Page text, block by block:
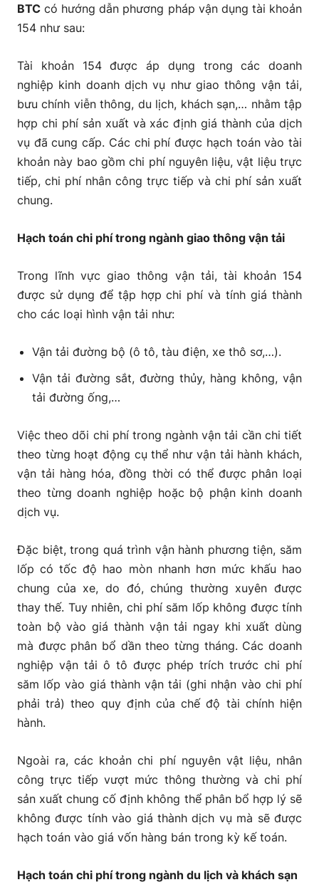
BTC có hướng dẫn phương pháp vận dụng tài khoản
154 như sau:
Tài khoản 154 được áp dụng trong các doanh
nghiệp kinh doanh dịch vụ như giao thông vận tải,
bưu chính viễn thông, du lịch, khách sạn,… nhằm tập
hợp chi phí sản xuất và xác định giá thành của dịch
vụ đã cung cấp. Các chi phí được hạch toán vào tài
khoản này bao gồm chi phí nguyên liệu, vật liệu trực
tiếp, chi phí nhân công trực tiếp và chi phí sản xuất
chung.
Hạch toán chi phí trong ngành giao thông vận tải
Trong lĩnh vực giao thông vận tải, tài khoản 154
được sử dụng để tập hợp chi phí và tính giá thành
cho các loại hình vận tải như:
Vận tải đường bộ (ô tô, tàu điện, xe thô sơ,…).
Vận tải đường sắt, đường thủy, hàng không, vận
tải đường ống,…
Việc theo dõi chi phí trong ngành vận tải cần chi tiết
theo từng hoạt động cụ thể như vận tải hành khách,
vận tải hàng hóa, đồng thời có thể được phân loại
theo từng doanh nghiệp hoặc bộ phận kinh doanh
dịch vụ.
Đặc biệt, trong quá trình vận hành phương tiện, săm
lốp có tốc độ hao mòn nhanh hơn mức khấu hao
chung của xe, do đó, chúng thường xuyên được
thay thế. Tuy nhiên, chi phí săm lốp không được tính
toàn bộ vào giá thành vận tải ngay khi xuất dùng
mà được phân bổ dần theo từng tháng. Các doanh
nghiệp vận tải ô tô được phép trích trước chi phí
săm lốp vào giá thành vận tải (ghi nhận vào chi phí
phải trả) theo quy định của chế độ tài chính hiện
hành.
Ngoài ra, các khoản chi phí nguyên vật liệu, nhân
công trực tiếp vượt mức thông thường và chi phí
sản xuất chung cố định không thể phân bổ hợp lý sẽ
không được tính vào giá thành dịch vụ mà sẽ được
hạch toán vào giá vốn hàng bán trong kỳ kế toán.
Hạch toán chi phí trong ngành du lịch và khách sạn